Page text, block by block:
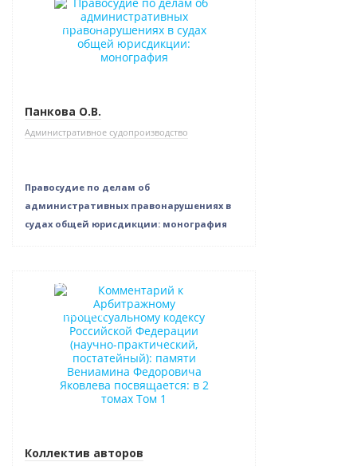
Нет в наличии
Панкова О.В.
Административное судопроизводство
Правосудие по делам об
административных правонарушениях в
судах общей юрисдикции: монография
Новинка
Нет в наличии
Коллектив авторов